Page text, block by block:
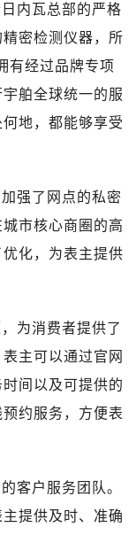
湖南省邵阳市双清区东风路宇舶售后服务中心（需提前预约）
湖南省湘潭市雨湖区莲城大道宇舶售后服务中心（需提前预约）
湖南省益阳市赫山区桃花仑路宇舶售后服务中心（需提前预约）
湖南省永州市冷水滩区永州大道与中兴路交叉口宇舶售后服务中心（需提前预约）
甘肃省定西市安定区解放路宇舶售后服务中心（需提前预约）
甘肃省敦煌市沙州镇阳关中路宇舶售后服务中心（需提前预约）
甘肃省金昌市金川区北京路宇舶售后服务中心（需提前预约）
甘肃省酒泉市肃州区西大街宇舶售后服务中心（需提前预约）
甘肃省临夏市城南街道团结路宇舶售后服务中心（需提前预约）
甘肃省陇南市武都区人民路宇舶售后服务中心（需提前预约）
甘肃省天水市秦州区民主路宇舶售后服务中心（需提前预约）
甘肃省武威市凉州区迎宾路宇舶售后服务中心（需提前预约）
内瓦总部的严格
密检测仪器，所
有经过品牌专项
舶全球统一的服
地，都能够享受
强了网点的私密
市核心商圈的高
化，为表主提供
为消费者提供了
主可以通过官网
间以及可提供的
约服务，方便表
客户服务团队。
提供及时、准确